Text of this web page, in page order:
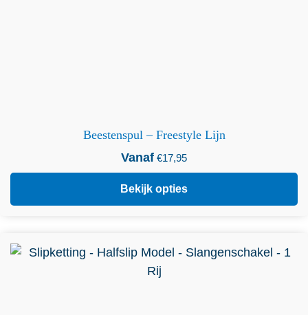
Beestenspul – Freestyle Lijn
Vanaf €17,95
Bekijk opties
Dit product heeft meerdere variaties. Deze optie kan
gekozen worden op de productpagina